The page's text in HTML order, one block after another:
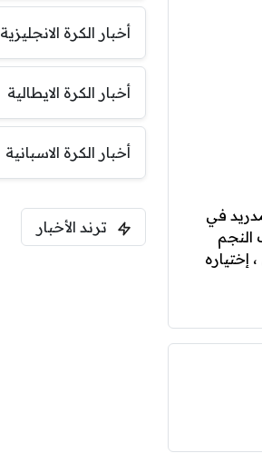
في
النجم
إختياره
أخبار الكرة الانجليزية
أخبار الكرة الايطالية
أخبار الكرة الاسبانية
ترند الأخبار